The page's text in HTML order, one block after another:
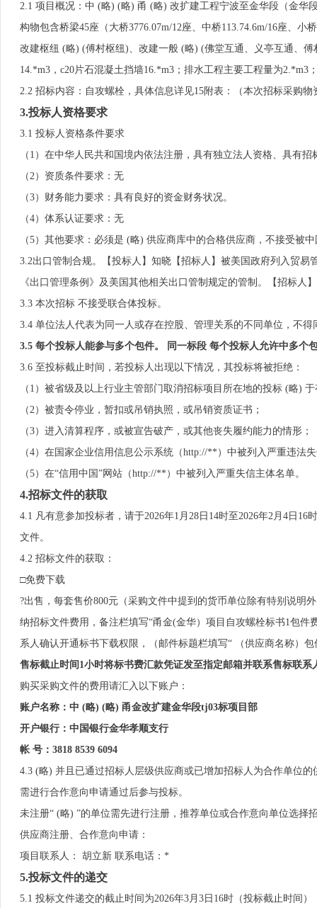
2.1 项目概况：中 (略) (略) 甬 (略) 改扩建工程宁波至金华段（金华
构物包含桥梁45座（大桥3776.07m/12座、中桥113.74.6m/16座、
改建枢纽 (略) (傅村枢纽)、改建一般 (略) (佛堂互通、义亭互通、
14.*m3，c20片石混凝土挡墙16.*m3；排水工程主要工程量为2.*m3
2.2 招标内容：自攻螺栓，具体信息详见15附表：（本次招标采购
3.投标人资格要求
3.1 投标人资格条件要求
（1）在中华人民共和国境内依法注册，具有独立法人资格、具有
（2）资质条件要求：无
（3）财务能力要求：具有良好的资金财务状况。
（4）体系认证要求：无
（5）其他要求：必须是 (略) 供应商库中的合格供应商，不接受被
3.2出口管制合规。【投标人】知晓【招标人】被美国政府列入贸
《出口管理条例》及美国其他相关出口管制规定的管制。【招标
3.3 本次招标 不接受联合体投标。
3.4 单位法人代表为同一人或存在控股、管理关系的不同单位，不
3.5 每个投标人能参与多个包件。 同一标段 每个投标人允许中多个
3.6 至投标截止时间，若投标人出现以下情况，其投标将被拒绝：
（1）被省级及以上行业主管部门取消招标项目所在地的投标 (略)
（2）被责令停业，暂扣或吊销执照，或吊销资质证书；
（3）进入清算程序，或被宣告破产，或其他丧失履约能力的情形；
（4）在国家企业信用信息公示系统（http://**）中被列入严重违法
（5）在“信用中国”网站（http://**）中被列入严重失信主体名单。
4.招标文件的获取
4.1 凡有意参加投标者，请于2026年1月28日14时至2026年2月4日
文件。
4.2 招标文件的获取：
□免费下载
?出售，每套售价800元（采购文件中提到的货币单位除有特别说明
纳招标文件费用，备注栏填写“甬金(金华）项目自攻螺栓标书1包
系人确认开通标书下载权限，（邮件标题栏填写“ （供应商名称）
售标截止时间1小时将标书费汇款凭证发至指定邮箱并联系售标联
购买采购文件的费用请汇入以下账户：
账户名称：中 (略) (略) 甬金改扩建金华段tj03标项目部
开户银行：中国银行金华孝顺支行
帐 号：3818 8539 6094
4.3 (略) 并且已通过招标人层级供应商或已增加招标人为合作单位
需进行合作意向申请通过后参与投标。
未注册“ (略) ”的单位需先进行注册，推荐单位或合作意向单位选择
供应商注册、合作意向申请：
项目联系人： 胡立新 联系电话：*
5.投标文件的递交
5.1 投标文件递交的截止时间为2026年3月3日16时（投标截止时间